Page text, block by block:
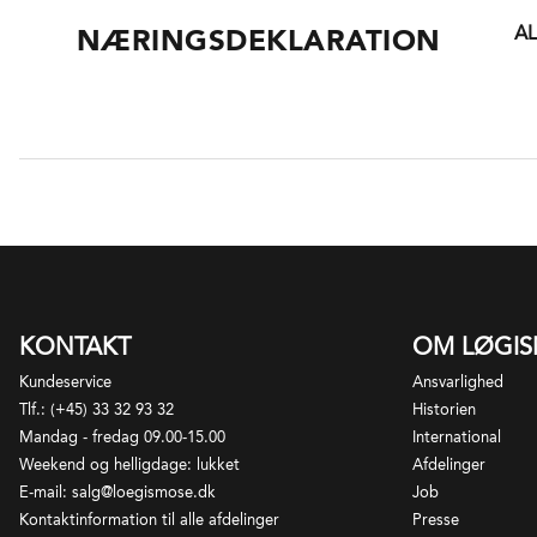
I
NÆRINGSDEKLARATION
KONTAKT
Kundeservice
Tlf.: (+45) 33 32 93 32
Mandag - fredag 09.00-15.00
Weekend og helligdage: lukket
E-mail: salg@loegismose.dk
Kontaktinformation til alle afdelinger
OM
Ansvarlighed
Historien
International
Afdelinger
Job
Presse